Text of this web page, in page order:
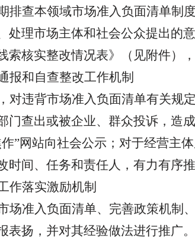
排查本领域市场准入负面清单制
处理市场主体和社会公众提出的
索核实整改情况表》（见附件）
报和自查整改工作机制
对违背市场准入负面清单有关规
门查出或被企业、群众投诉，造
作”网站向社会公示；对于经营主
时间、任务和责任人，有力有序推
作落实激励机制
场准入负面清单、完善政策机制
表扬，并对其经验做法进行推广